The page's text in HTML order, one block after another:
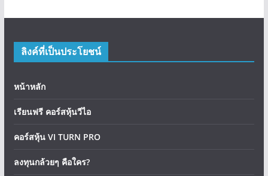
ลิงค์ที่เป็นประโยชน์
หน้าหลัก
เรียนฟรี คอร์สหุ้นวีไอ
คอร์สหุ้น VI TURN PRO
ลงทุนกล้วยๆ คือใคร?